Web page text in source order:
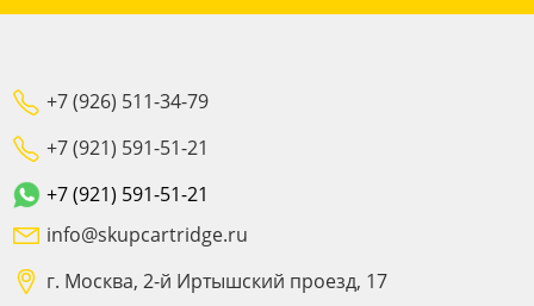
+7 (926) 511-34-79
+7 (921) 591-51-21
+7 (921) 591-51-21
info@skupcartridge.ru
г. Москва, 2-й Иртышский проезд, 17